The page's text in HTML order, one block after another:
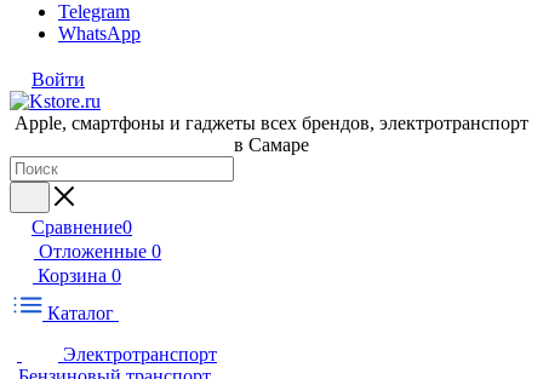
Telegram
WhatsApp
Войти
Apple, cмартфоны и гаджеты всех брендов, электротранспорт
в Самаре
Сравнение0
Отложенные 0
Корзина 0
Каталог
Электротранспорт